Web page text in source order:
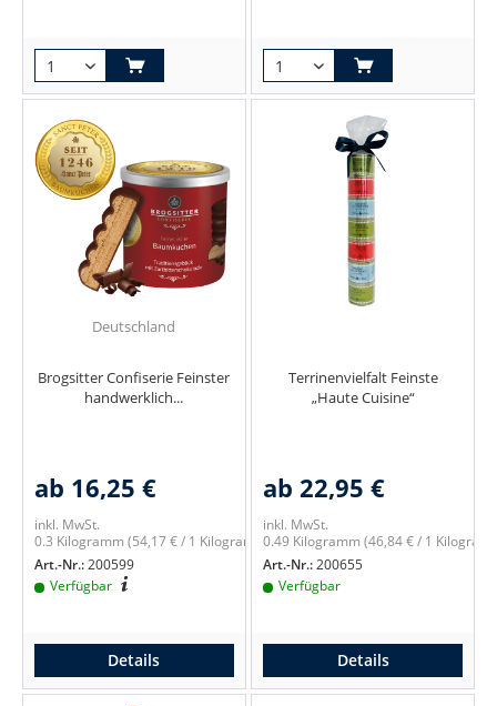
Deutschland
Brogsitter Confiserie Feinster
handwerklich...
ab 16,25 €
inkl. MwSt.
0.3 Kilogramm(54,17 € / 1 Kilogramm)
Art.-Nr.:200599
Verfügbar
Details
Terrinenvielfalt Feinste
„Haute Cuisine“
ab 22,95 €
inkl. MwSt.
0.49 Kilogramm(46,84 € / 1
Art.-Nr.:200655
Verfügbar
Details